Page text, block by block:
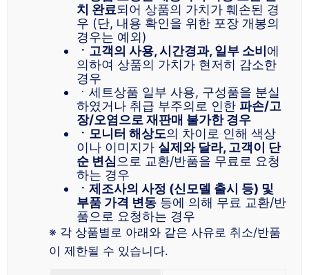
치 완료되어 상품의 가치가 훼손된 경
우 (단, 내용 확인을 위한 포장 개봉의
경우는 예외)
ㆍ고객의 사용, 시간경과, 일부 소비 에
의하여 상품의 가치가 현저히 감소한
경우
ㆍ세트상품 일부 사용, 구성품을 분실
하였거나 취급 부주의로 인한 파손/고
장/오염으로 재판매 불가한 경우
ㆍ모니터 해상도의 차이로 인해 색상
이나 이미지가 실제와 달라, 고객이 단
순 변심으로 교환/반품을 무료로 요청
하는 경우
ㆍ제조사의 사정 (신모델 출시 등) 및
부품 가격 변동 등에 의해 무료 교환/반
품으로 요청하는 경우
※ 각 상품별로 아래와 같은 사유로 취소/반품
이 제한될 수 있습니다.